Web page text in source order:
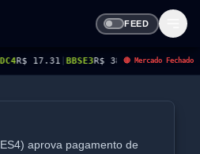
FEED
|BBSE3R$ 38.38|BEES3R$ 8.78|BEES4
🔴 Mercado Fechado
aprova pagamento de